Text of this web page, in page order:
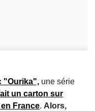
"Ourika", une série
un carton sur
France. Alors,